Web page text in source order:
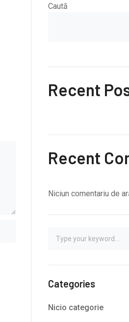
Caută
Recent
Recent
Niciun comentariu de
Categories
Nicio categorie